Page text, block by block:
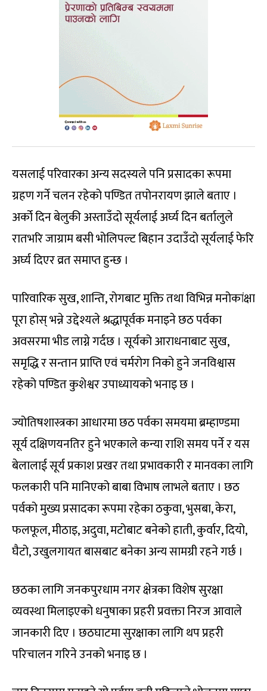
यसलाई परिवारका अन्य सदस्यले पनि प्रसादका रूपमा
ग्रहण गर्ने चलन रहेको पण्डित तपोनरायण झाले बताए ।
अर्को दिन बेलुकी अस्ताउँदो सूर्यलाई अर्घ्य दिन बर्तालुले
रातभरि जाग्राम बसी भोलिपल्ट बिहान उदाउँदो सूर्यलाई फेरि
अर्घ्य दिएर व्रत समाप्त हुन्छ ।
पारिवारिक सुख, शान्ति, रोगबाट मुक्ति तथा विभिन्न मनोकांक्षा
पूरा होस् भन्ने उद्देश्यले श्रद्धापूर्वक मनाइने छठ पर्वका
अवसरमा भीड लाग्ने गर्दछ । सूर्यको आराधनाबाट सुख,
समृद्धि र सन्तान प्राप्ति एवं चर्मरोग निको हुने जनविश्वास
रहेको पण्डित कुशेश्वर उपाध्यायको भनाइ छ ।
ज्योतिषशास्त्रका आधारमा छठ पर्वका समयमा ब्रम्हाण्डमा
सूर्य दक्षिणयनतिर हुने भएकाले कन्या राशि समय पर्ने र यस
बेलालाई सूर्य प्रकाश प्रखर तथा प्रभावकारी र मानवका लागि
फलकारी पनि मानिएको बाबा विभाष लाभले बताए । छठ
पर्वको मुख्य प्रसादका रूपमा रहेका ठकुवा, भुसबा, केरा,
फलफूल, मीठाइ, अदुवा, मटोबाट बनेको हाती, कुर्वार, दियो,
घैटो, उखुलगायत बासबाट बनेका अन्य सामग्री रहने गर्छ ।
छठका लागि जनकपुरधाम नगर क्षेत्रका विशेष सुरक्षा
व्यवस्था मिलाइएको धनुषाका प्रहरी प्रवक्ता निरज आवाले
जानकारी दिए । छठघाटमा सुरक्षाका लागि थप प्रहरी
परिचालन गरिने उनको भनाइ छ ।